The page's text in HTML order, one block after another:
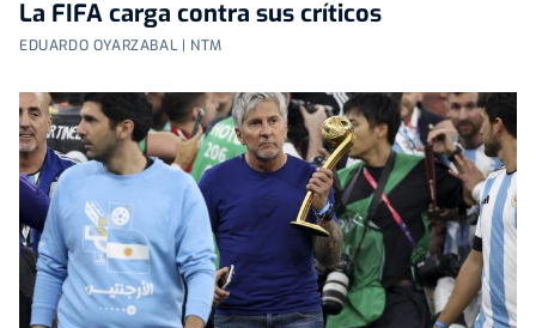
La FIFA carga contra sus críticos
EDUARDO OYARZABAL | NTM